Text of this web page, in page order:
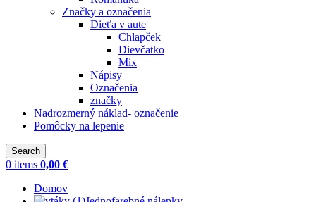
Značky a označenia
Dieťa v aute
Chlapček
Dievčatko
Mix
Nápisy
Označenia
značky
Nadrozmerný náklad- označenie
Pomôcky na lepenie
Search
0 items 0,00 €
Domov